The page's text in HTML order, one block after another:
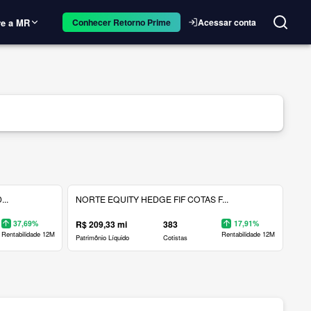
a MR Conhecer Retorno Prime Acessar conta
37,69%
Rentabilidade 12M
NORTE EQUITY HEDGE FIF COTAS F...
R$ 209,33 mi
Patrimônio Líquido
383
Cotistas
17,91%
Rentabilidade 12M